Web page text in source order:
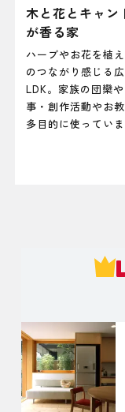
木と花とキャン
が香る家
ハーブやお花を植
のつながり感じる
LDK。家族の団欒
事・創作活動やお
多目的に使っていま